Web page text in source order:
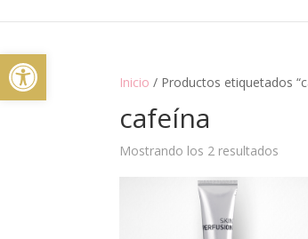
Abrir barra de herramientas
Inicio / Productos etiquetados
cafeína
Mostrando los 2 resultados